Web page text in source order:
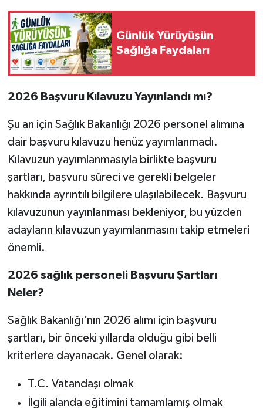
Günlük Yürüyüşün
Sağlığa Faydaları
2026 Başvuru Kılavuzu Yayınlandı mı?
Şu an için Sağlık Bakanlığı 2026 personel alımına
dair başvuru kılavuzu henüz yayımlanmadı.
Kılavuzun yayımlanmasıyla birlikte başvuru
şartları, başvuru süreci ve gerekli belgeler
hakkında ayrıntılı bilgilere ulaşılabilecek. Başvuru
kılavuzunun yayınlanması bekleniyor, bu yüzden
adayların kılavuzun yayımlanmasını takip etmeleri
önemli.
2026 sağlık personeli Başvuru Şartları
Neler?
Sağlık Bakanlığı'nın 2026 alımı için başvuru
şartları, bir önceki yıllarda olduğu gibi belli
kriterlere dayanacak. Genel olarak:
T.C. Vatandaşı olmak
İlgili alanda eğitimini tamamlamış olmak